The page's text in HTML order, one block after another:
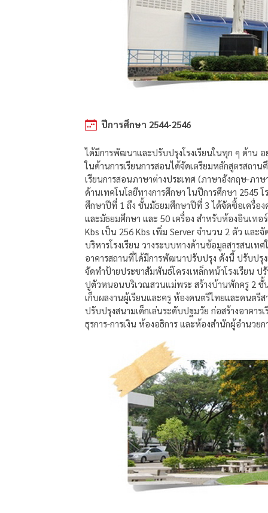
ปีการศึกษา 2544-2546
ได้มีการพัฒนาและปรับปรุงโรงเรียนในทุก ๆ ด้าน
ในด้านการเรียนการสอนได้จัดเตรียมหลักสูตรสถา
เรียนการสอนภาษาต่างประเทศ (ภาษาอังกฤษ-ภา
ด้านเทคโนโลยีทางการศึกษา ในปีการศึกษา 2545
ศึกษาปีที่ 1 ถึง ชั้นมัธยมศึกษาปีที่ 3 ได้จัดซื้อเครื่อ
และมัธยมศึกษา และ 50 เครื่อง สำหรับห้องอินเท
Kbs เป็น 256 Kbs เพิ่ม Server จำนวน 2 ตัว และ
บริหารโรงเรียน วางระบบทางด้านข้อมูลสารสนเ
อาคารสถานที่ได้มีการพัฒนาปรับปรุง ดังนี้ ปรับปรุง
จัดทำป้ายประชาสัมพันธ์โครงเหล็กหน้าโรงเรียน
ปูตัวหนอนบริเวณสวนแม่พระ สร้างบ้านพักครู 2 ชั้
เก็บผลงานผู้เรียนและครู ห้องดนตรีไทยและดนตรี
ปรับปรุงสนามเด็กเล่นระดับปฐมวัย ก่อสร้างอาคาร
ธุรการ-การเงิน ห้องอธิการ และห้องสำนักผู้อำนว